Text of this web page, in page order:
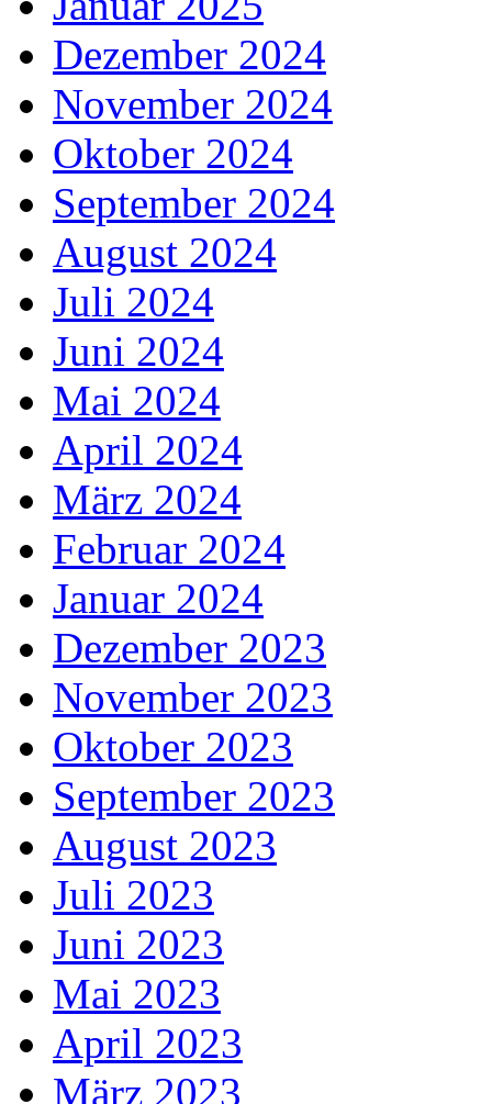
Dezember 2024
November 2024
Oktober 2024
September 2024
August 2024
Juli 2024
Juni 2024
Mai 2024
April 2024
März 2024
Februar 2024
Januar 2024
Dezember 2023
November 2023
Oktober 2023
September 2023
August 2023
Juli 2023
Juni 2023
Mai 2023
April 2023
März 2023